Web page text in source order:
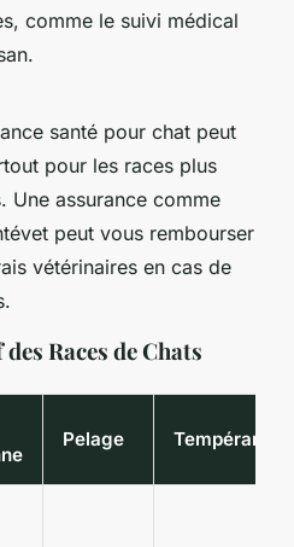
comme le suivi médical
santé pour chat peut
pour les races plus
Une assurance comme
peut vous rembourser
vétérinaires en cas de
Races de Chats
Pelage